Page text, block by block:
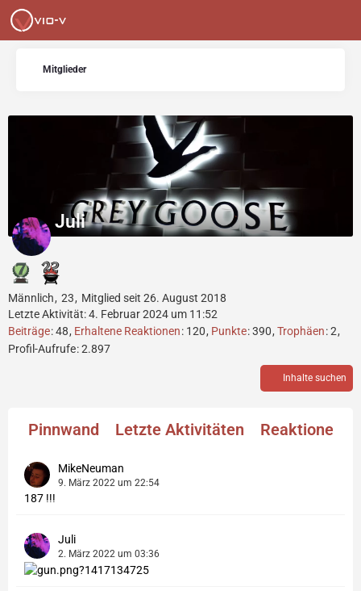
Mitglieder
Juli
Männlich 23
Mitglied seit 26. August 2018
Letzte Aktivität:4. Februar 2024 um 11:52
Beiträge 48 Erhaltene Reaktionen 120 Punkte 390 Trophäen 2
Profil-Aufrufe 2.897
Inhalte suchen
Pinnwand Letzte Aktivitäten Reaktionen
MikeNeuman
9. März 2022 um 22:54
187 !!!
Juli
2. März 2022 um 03:36